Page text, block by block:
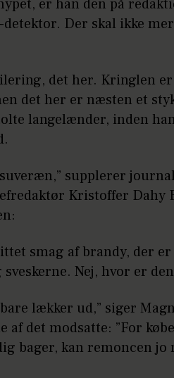
er han den på
Der skal ikke
det her. Kringlen
det her er næsten et
langelænder, inden
supplerer
Kristoffer Dahy
smag af brandy, der
Nej, hvor er
lækker ud,” siger
af det modsatte: ”For
bager, kan remoncen